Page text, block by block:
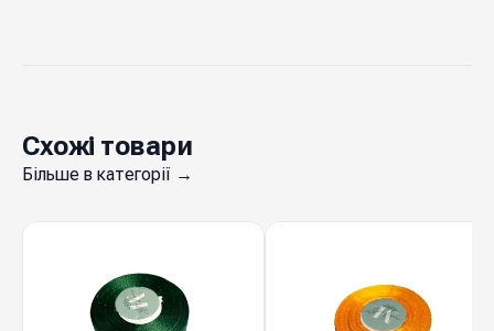
Схожі товари
Більше в категорії →